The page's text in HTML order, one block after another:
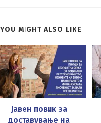
YOU MIGHT ALSO LIKE
Јавен повик за
доставување на